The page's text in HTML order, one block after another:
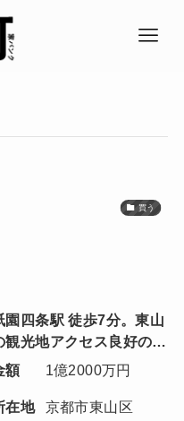
買う
園四条駅 徒歩7分。東山
観光地アクセス良好の町
額 1億2000万円
在地 京都市東山区